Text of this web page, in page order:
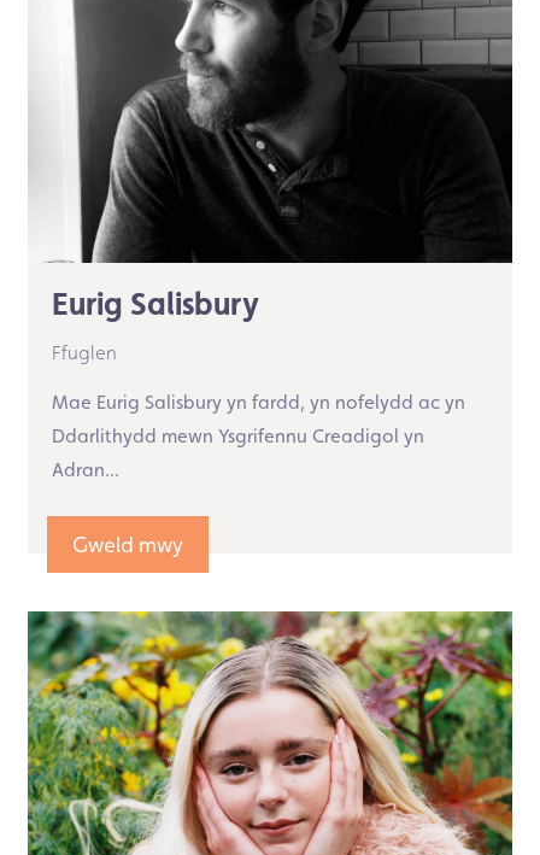
Eurig Salisbury
Ffuglen
Mae Eurig Salisbury yn fardd, yn nofelydd ac yn
Ddarlithydd mewn Ysgrifennu Creadigol yn
Adran...
Gweld mwy